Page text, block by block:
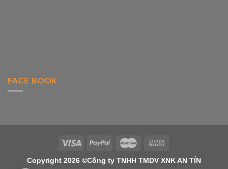
FACE BOOK
Copyright 2026 ©Công ty TNHH TMDV XNK AN TÍN